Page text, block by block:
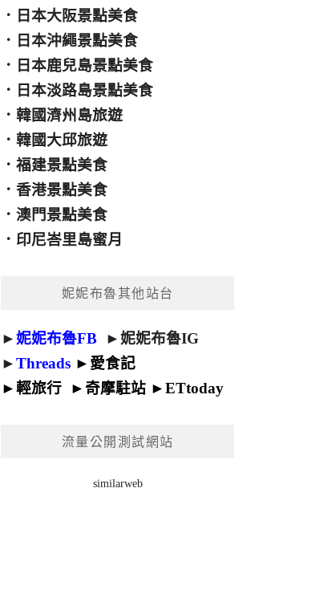
． 日本大阪景點美食
． 日本沖繩景點美食
． 日本鹿兒島景點美食
． 日本淡路島景點美食
．韓國濟州島旅遊
．韓國大邱旅遊
．福建景點美食
．香港景點美食
．澳門景點美食
． 印尼峇里島蜜月
妮妮布魯其他站台
►妮妮布魯FB ►妮妮布魯IG
►Threads ► 愛食記
►輕旅行 ► 奇摩駐站 ►ETtoday
流量公開測試網站
similarweb